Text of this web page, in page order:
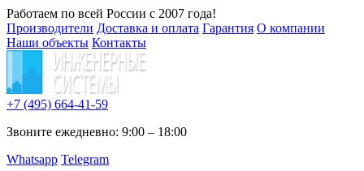
Работаем по всей России с 2007 года!
Производители Доставка и оплата Гарантия О компании
Наши объекты Контакты
+7 (495) 664-41-59
Звоните ежедневно: 9:00 – 18:00
Whatsapp Telegram